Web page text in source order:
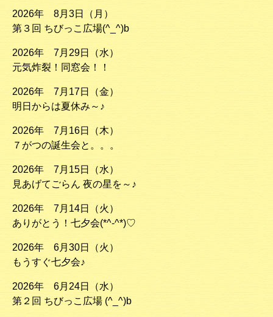
2026年 8月3日（月）
第３回 ちびっこ広場(^_^)b
2026年 7月29日（水）
元気炸裂！同窓会！！
2026年 7月17日（金）
明日からは夏休み～♪
2026年 7月16日（木）
７がつの誕生会と。。。
2026年 7月15日（水）
見あげてごらん 夜の星を～♪
2026年 7月14日（火）
ありがとう！七夕会(*^-^*)♡
2026年 6月30日（火）
もうすぐ七夕会♪
2026年 6月24日（水）
第２回 ちびっこ広場 (^_^)b